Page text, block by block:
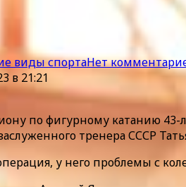
виды спортаНет
в 21:21
по фигурному катанию 43-
тренера СССР
у него проблемы с